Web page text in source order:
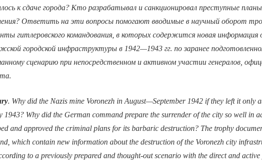
к сдаче города? Кто разрабатывал и санкционировал преступные планы
Ответить на эти вопросы помогают вводимые в научный оборот
гитлеровского командования, в которых содержится новая
городской инфраструктуры в 1942—1943 гг. по заранее
сценарию при непосредственном и активном участии генералов,
. Why did the Nazis mine Voronezh in August—September 1942 if they left it only
1943? Why did the German command prepare the surrender of the city so well in
and approved the criminal plans for its barbaric destruction? The trophy
which contain new information about the destruction of the Voronezh city
to a previously prepared and thought-out scenario with the direct and